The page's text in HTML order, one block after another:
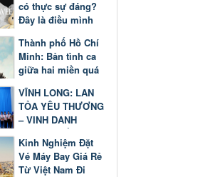
có thực sự đáng?
Đây là điều mình
Thành phố Hồ Chí
Minh: Bản tình ca
giữa hai miền quá
VĨNH LONG: LAN
TỎA YÊU THƯƠNG
– VINH DANH
GƯƠNG SÁNG
Kinh Nghiệm Đặt
Vé Máy Bay Giá Rẻ
Từ Việt Nam Đi